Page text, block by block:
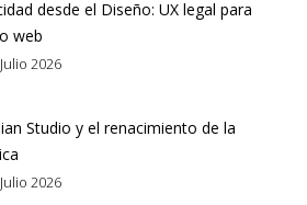
desde el Diseño: UX legal para
web
2026
Studio y el renacimiento de la
2026